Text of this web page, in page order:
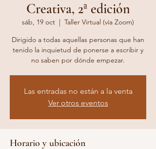
Creativa, 2ª edición
sáb, 19 oct
  |
Taller Virtual (vía Zoom)
Dirigido a todas aquellas personas que han
tenido la inquietud de ponerse a escribir y
no saben por dónde empezar.
Las entradas no están a la venta
Ver otros eventos
Horario y ubicación